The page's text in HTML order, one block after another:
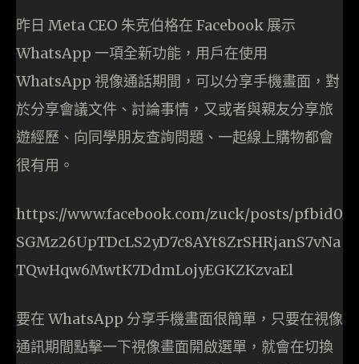
昨日 Meta CEO 朱克伯格在 Facebook 展示
WhatsApp 一項全新功能，用戶在使用
WhatsApp 視像通話期間，可以分享手機畫面，對
於分享會議文件、討論事情，又或者與親友分享旅
遊經歷、向同學朋友查詢問題、一起線上購物都會
很有用。
https://www.facebook.com/zuck/posts/pfbid0
SGMz26UpTDcLS2yD7c8AYt8ZrSHRjanS7vNa
TQwHqw6MwtK7DdmLojyEGKZKzvaEl
要在 WhatsApp 分享手機畫面很簡單，只要在視像
通訊期間點擊一下視像畫面開啟選單，就會在切換